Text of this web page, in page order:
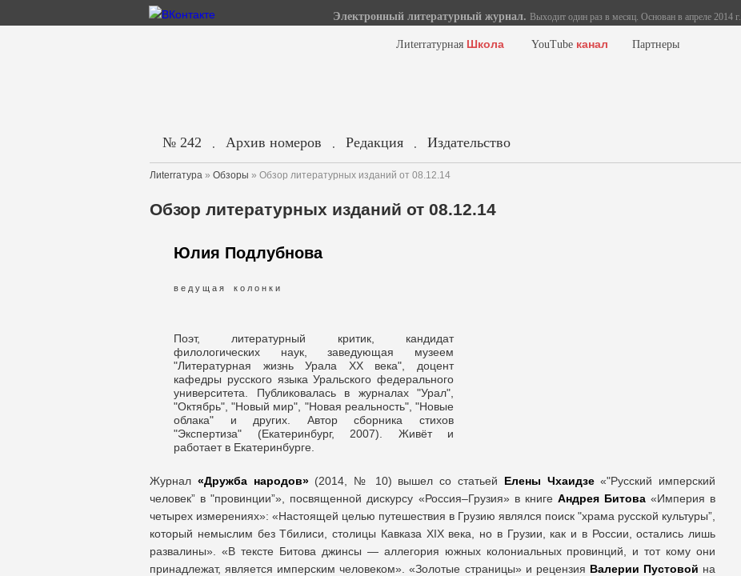
Электронный литературный журнал. Выходит один раз в месяц. Основан в апреле 2014 г.
Лиterraтурная Школа YouTube канал Партнеры
№ 242 . Архив номеров . Редакция . Издательство
Лиterraтура » Обзоры » Обзор литературных изданий от 08.12.14
Обзор литературных изданий от 08.12.14
Юлия Подлубнова
в е д у щ а я к о л о н к и
Поэт, литературный критик, кандидат
филологических наук, заведующая музеем
"Литературная жизнь Урала ХХ века", доцент
кафедры русского языка Уральского федерального
университета. Публиковалась в журналах "Урал",
"Октябрь", "Новый мир", "Новая реальность", "Новые
облака" и других. Автор сборника стихов
"Экспертиза" (Екатеринбург, 2007). Живёт и
работает в Екатеринбурге.
Журнал «Дружба народов»(2014, № 10) вышел со статьей Елены Чхаидзе«"Русский имперский
человек” в "провинции”», посвященной дискурсу «Россия–Грузия» в книге Андрея Битова«Империя в
четырех измерениях»: «Настоящей целью путешествия в Грузию являлся поиск "храма русской культуры”,
который немыслим без Тбилиси, столицы Кавказа XIX века, но в Грузии, как и в России, остались лишь
развалины». «В тексте Битова джинсы — аллегория южных колониальных провинций, и тот кому они
принадлежат, является имперским человеком». «Золотые страницы» и рецензия Валерии Пустовой на